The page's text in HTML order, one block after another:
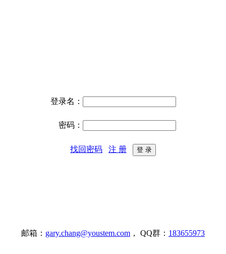
登录名：
密码：
找回密码 注 册
邮箱： gary.chang@youstem.com ， QQ群： 183655973